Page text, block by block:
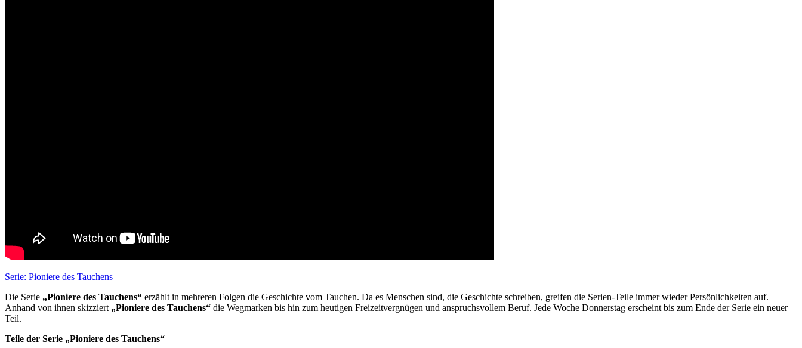
Serie: Pioniere des Tauchens
Die Serie „Pioniere des Tauchens“ erzählt in mehreren Folgen die Geschichte vom Tauchen. Da es Menschen sind, die Geschichte schreiben, greifen die Serien-Teile immer wieder Persönlichkeiten auf.
Anhand von ihnen skizziert „Pioniere des Tauchens“ die Wegmarken bis hin zum heutigen Freizeitvergnügen und anspruchsvollem Beruf. Jede Woche Donnerstag erscheint bis zum Ende der Serie ein neuer
Teil.
Teile der Serie „Pioniere des Tauchens“